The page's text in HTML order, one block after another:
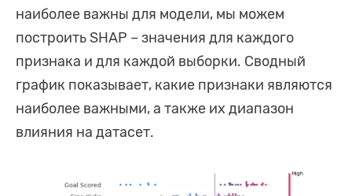
наиболее важны для модели, мы можем
построить SHAP – значения для каждого
признака и для каждой выборки. Сводный
график показывает, какие признаки являются
наиболее важными, а также их диапазон
влияния на датасет.